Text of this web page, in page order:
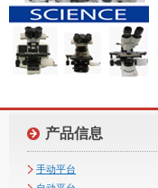
产品信息
手动平台